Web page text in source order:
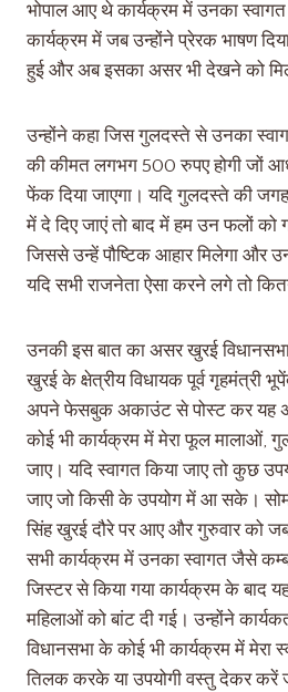
भोपाल आए थे कार्यक्रम में उनका
कार्यक्रम में जब उन्होंने प्रेरक भाषण
हुई और अब इसका असर भी देखने को
उन्होंने कहा जिस गुलदस्ते से उनका
की कीमत लगभग 500 रुपए होगी जों
फेंक दिया जाएगा। यदि गुलदस्ते की
में दे दिए जाएं तो बाद में हम उन फलों को
जिससे उन्हें पौष्टिक आहार मिलेगा और
यदि सभी राजनेता ऐसा करने लगे तो
उनकी इस बात का असर खुरई
खुरई के क्षेत्रीय विधायक पूर्व गृहमंत्री
अपने फेसबुक अकाउंट से पोस्ट कर यह
कोई भी कार्यक्रम में मेरा फूल मालाओं,
जाए। यदि स्वागत किया जाए तो कुछ
जाए जो किसी के उपयोग में आ सके।
सिंह खुरई दौरे पर आए और गुरुवार को
सभी कार्यक्रम में उनका स्वागत जैसे
जिस्टर से किया गया कार्यक्रम के बाद
महिलाओं को बांट दी गई। उन्होंने
विधानसभा के कोई भी कार्यक्रम में मेरा
तिलक करके या उपयोगी वस्तु देकर